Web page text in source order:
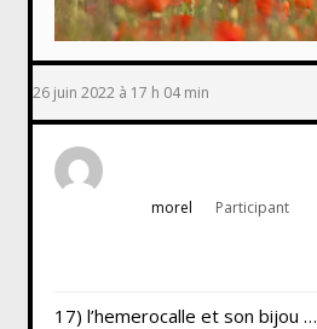
26 juin 2022 à 17 h 04 min
morel Participant
17) l’hemerocalle et son bijou …